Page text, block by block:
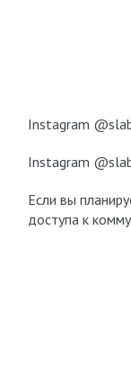
Instagram
Instagram
Если вы
доступа к